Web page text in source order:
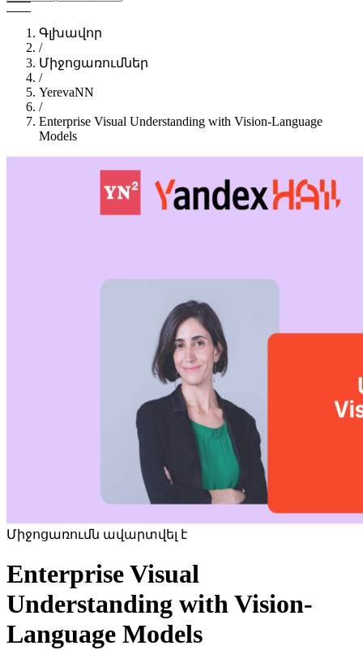
Գլխավոր
/
Միջոցառումներ
/
YerevaNN
/
Enterprise Visual Understanding with Vision-Language
Models
Միջոցառումն ավարտվել է
Enterprise Visual
Understanding with Vision-
Language Models